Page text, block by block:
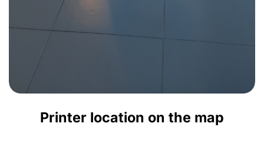
Printer location on the map